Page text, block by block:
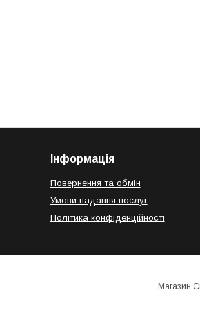
Інформація
Повернення та обмін
Умови надання послуг
Політика конфіденційності